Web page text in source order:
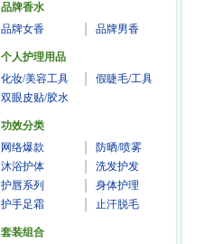
品牌香水
品牌女香
品牌男香
个人护理用品
化妆/美容工具
假睫毛/工具
双眼皮贴/胶水
功效分类
网络爆款
防晒/喷雾
沐浴护体
洗发护发
护唇系列
身体护理
护手足霜
止汗脱毛
套装组合